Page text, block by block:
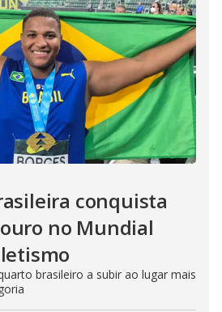
conquista
no Mundial
brasileiro a subir ao lugar mais